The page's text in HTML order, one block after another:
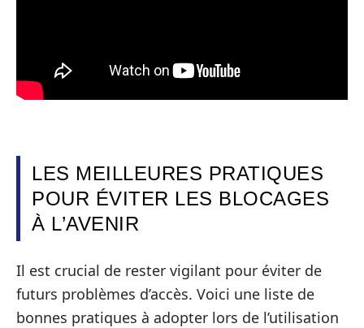
LES MEILLEURES PRATIQUES
POUR ÉVITER LES BLOCAGES
À L’AVENIR
Il est crucial de rester vigilant pour éviter de
futurs problèmes d’accès. Voici une liste de
bonnes pratiques à adopter lors de l’utilisation